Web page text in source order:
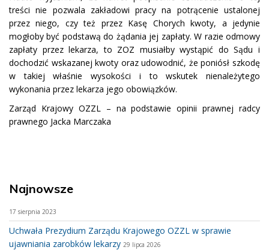
treści nie pozwala zakładowi pracy na potrącenie ustalonej
przez niego, czy też przez Kasę Chorych kwoty, a jedynie
mogłoby być podstawą do żądania jej zapłaty. W razie odmowy
zapłaty przez lekarza, to ZOZ musiałby wystąpić do Sądu i
dochodzić wskazanej kwoty oraz udowodnić, że poniósł szkodę
w takiej właśnie wysokości i to wskutek nienależytego
wykonania przez lekarza jego obowiązków.
Zarząd Krajowy OZZL – na podstawie opinii prawnej radcy
prawnego Jacka Marczaka
Najnowsze
17 sierpnia 2023
Uchwała Prezydium Zarządu Krajowego OZZL w sprawie
ujawniania zarobków lekarzy 29 lipca 2026